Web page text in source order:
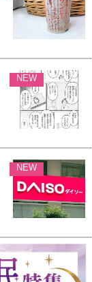
NEW
NEW